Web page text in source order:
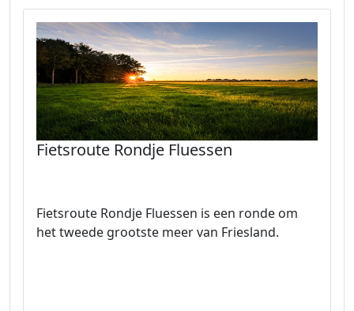
Fietsroute Rondje Fluessen
Fietsroute Rondje Fluessen is een ronde om
het tweede grootste meer van Friesland.